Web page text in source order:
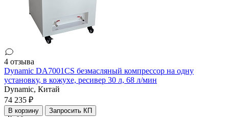
4 отзыва
Dynamic DA7001CS безмасляный компрессор на одну
установку, в кожухе, ресивер 30 л, 68 л/мин
Dynamic, Китай
74 235 ₽
В корзину Запросить КП